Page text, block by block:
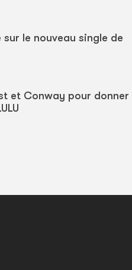
sur le nouveau single de
et Conway pour donner